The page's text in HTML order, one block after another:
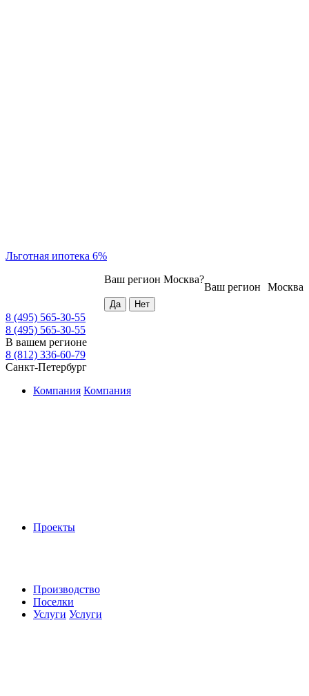
Льготная ипотека 6%
Москва
Ваш регион
Ваш регион Москва?
8 (495) 565-30-55
8 (495) 565-30-55
В вашем регионе
8 (812) 336-60-79
Санкт-Петербург
Компания Компания
Проекты
Производство
Поселки
Услуги Услуги